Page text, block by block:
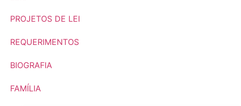
PROJETOS DE LEI
REQUERIMENTOS
BIOGRAFIA
FAMÍLIA